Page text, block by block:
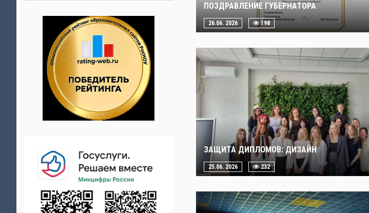
ПОЗДРАВЛЕНИЕ ГУБЕРНАТОРА
26.06. 2026 198
ЗАЩИТА ДИПЛОМОВ: ДИЗАЙН
25.06. 2026 232